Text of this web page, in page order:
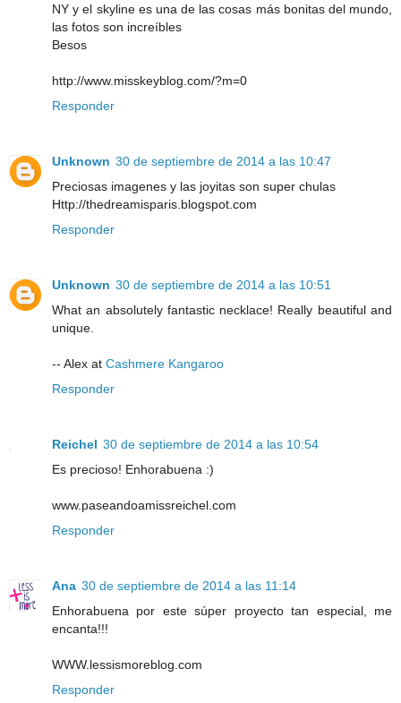
NY y el skyline es una de las cosas más bonitas del mundo,
las fotos son increíbles
Besos
http://www.misskeyblog.com/?m=0
Responder
Unknown 30 de septiembre de 2014 a las 10:47
Preciosas imagenes y las joyitas son super chulas
Http://thedreamisparis.blogspot.com
Responder
Unknown 30 de septiembre de 2014 a las 10:51
What an absolutely fantastic necklace! Really beautiful and
unique.
-- Alex at Cashmere Kangaroo
Responder
Reichel 30 de septiembre de 2014 a las 10:54
Es precioso! Enhorabuena :)
www.paseandoamissreichel.com
Responder
Ana 30 de septiembre de 2014 a las 11:14
Enhorabuena por este súper proyecto tan especial, me
encanta!!!
WWW.lessismoreblog.com
Responder